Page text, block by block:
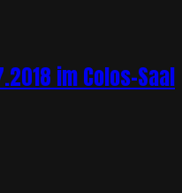
im Colos-Saal